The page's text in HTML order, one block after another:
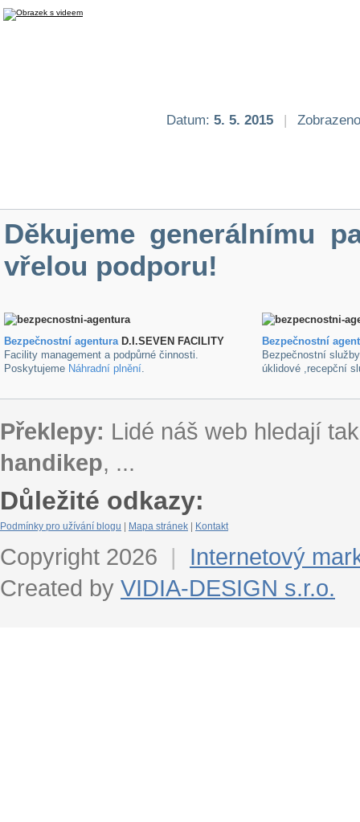
Datum: 5. 5. 2015 |
Děkujeme generálnímu
vřelou podporu!
Bezpečnostní agenturaD.I.SEVEN FACILITY
Facility management a podpůrné činnosti.
Poskytujeme Náhradní plnění.
Bezpečnostní
Bezpečnostní
úklidové ,recepční
Překlepy: Lidé náš web hledají
handikep, ...
Důležité odkazy:
Podmínky pro užívání blogu Mapa stránek Kontakt
Copyright 2026 |
Internetový
Created by VIDIA-DESIGN s.r.o.